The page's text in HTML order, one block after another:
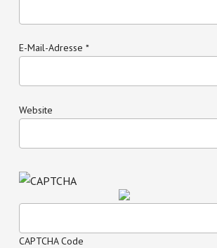
E-Mail-Adresse *
Website
CAPTCHA Code